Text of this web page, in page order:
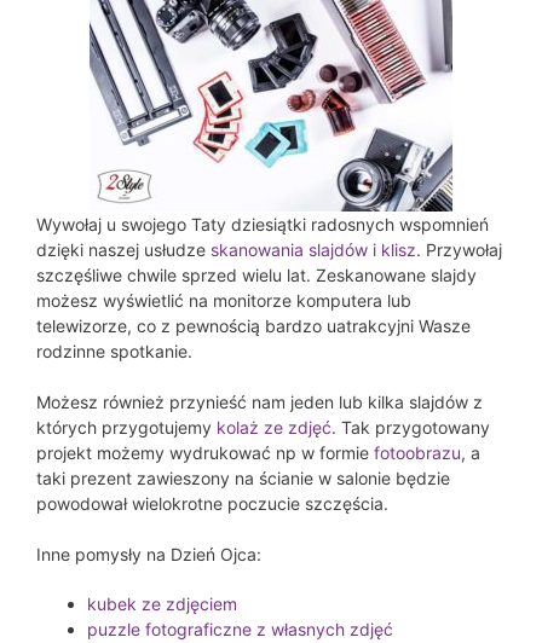
Wywołaj u swojego Taty dziesiątki radosnych wspomnień
dzięki naszej usłudze skanowania slajdów i klisz. Przywołaj
szczęśliwe chwile sprzed wielu lat. Zeskanowane slajdy
możesz wyświetlić na monitorze komputera lub
telewizorze, co z pewnością bardzo uatrakcyjni Wasze
rodzinne spotkanie.
Możesz również przynieść nam jeden lub kilka slajdów z
których przygotujemy kolaż ze zdjęć. Tak przygotowany
projekt możemy wydrukować np w formie fotoobrazu, a
taki prezent zawieszony na ścianie w salonie będzie
powodował wielokrotne poczucie szczęścia.
Inne pomysły na Dzień Ojca:
kubek ze zdjęciem
puzzle fotograficzne z własnych zdjęć